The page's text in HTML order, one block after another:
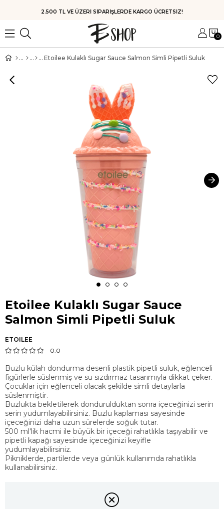
HIZLI KARGO
0
Etoilee Kulaklı Sugar Sauce Salmon Simli Pipetli Suluk
Etoilee Kulaklı Sugar Sauce
Salmon Simli Pipetli Suluk
ETOILEE
0.0
Buzlu külah dondurma desenli plastik pipetli suluk, eğlenceli
figürlerle süslenmiş ve su sızdırmaz tasarımıyla dikkat çeker.
Çocuklar için eğlenceli olacak şekilde simli detaylarla
süslenmiştir.
Buzlukta bekletilerek dondurulduktan sonra içeceğinizi serin
serin yudumlayabilirsiniz. Buzlu kaplaması sayesinde
içeceğinizi daha uzun sürelerde soğuk tutar.
500 ml'lik hacmi ile büyük bir içeceği rahatlıkla taşıyabilir ve
pipetli kapağı sayesinde içeceğinizi keyifle
yudumlayabilirsiniz.
Pikniklerde, partilerde veya günlük kullanımda rahatlıkla
kullanabilirsiniz.